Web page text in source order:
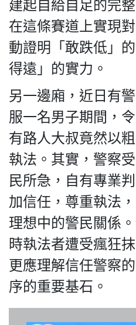
我們的立場
登記支持
聯絡我們
建起自給自足的完
在這條賽道上實現
動證明「敢跌低」
得遠」的實力。
另一邊廂，近日有
服一名男子期間，
有路人大叔竟然以
執法。其實，警察
民所急，自有專業
加信任，尊重執法
理想中的警民關係
時執法者遭受瘋狂
更應理解信任警察
序的重要基石。